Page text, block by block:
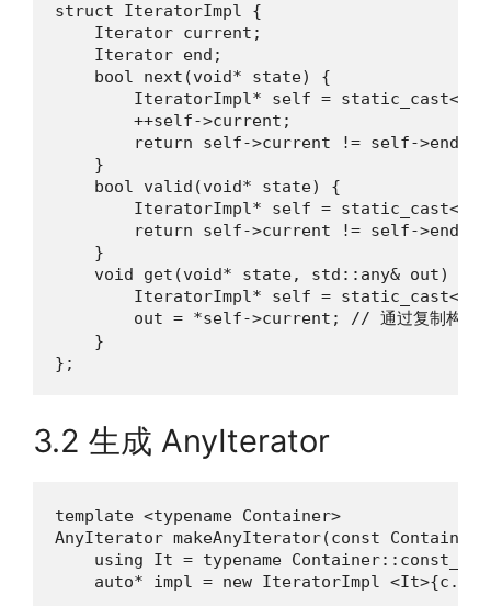
struct IteratorImpl {
    Iterator current;
    Iterator end;
    bool next(void* state) {
IteratorImpl* self =
        ++self->current;
        return self->current != self->end;
    }
    bool valid(void* state) {
IteratorImpl* self =
        return self->current != self->end;
    }
    void get(void* state, std::any& out) {
IteratorImpl* self =
out = *self->current; // 通过复制构造
    }
};
3.2 生成 AnyIterator
template <typename Container>
AnyIterator makeAnyIterator(const
using It = typename
auto* impl = new IteratorImpl